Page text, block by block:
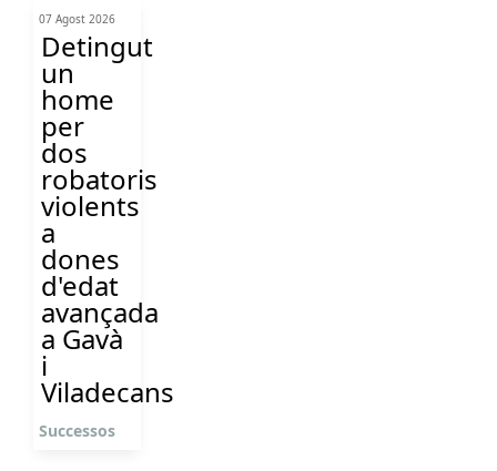
07 Agost 2026
Detingut
un
home
per
dos
robatoris
violents
a
dones
d'edat
avançada
a Gavà
i
Viladecans
Successos